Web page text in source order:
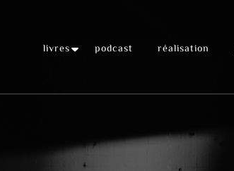
livres podcast réalisation